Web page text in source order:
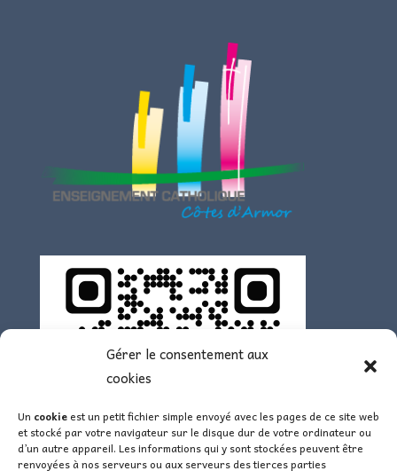
Gérer le consentement aux
cookies
Un cookie est un petit fichier simple envoyé avec les pages de ce site web
et stocké par votre navigateur sur le disque dur de votre ordinateur ou
d’un autre appareil. Les informations qui y sont stockées peuvent être
renvoyées à nos serveurs ou aux serveurs des tierces parties